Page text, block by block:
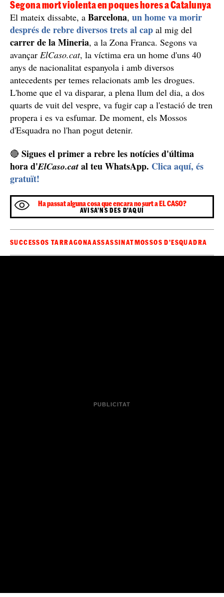
Segona mort violenta en poques hores a Catalunya
El mateix dissabte, a Barcelona, un home va morir
després de rebre diversos trets al cap al mig del
carrer de la Mineria, a la Zona Franca. Segons va
avançar ElCaso.cat, la víctima era un home d'uns 40
anys de nacionalitat espanyola i amb diversos
antecedents per temes relacionats amb les drogues.
L'home que el va disparar, a plena llum del dia, a dos
quarts de vuit del vespre, va fugir cap a l'estació de tren
propera i es va esfumar. De moment, els Mossos
d'Esquadra no l'han pogut detenir.
🔴 Sigues el primer a rebre les notícies d'última
hora d'ElCaso.cat al teu WhatsApp. Clica aquí, és
gratuït!
Ha passat alguna cosa que encara no surt a EL CASO?
AVISA'NS DES D'AQUÍ
SUCCESSOS TARRAGONAASSASSINATMOSSOS D'ESQUADRA